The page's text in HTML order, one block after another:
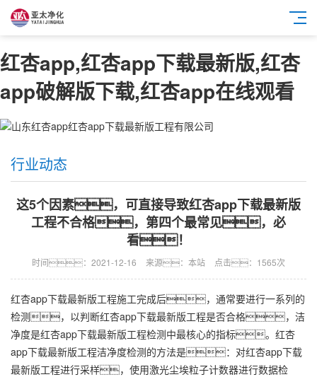
红杏app,红杏app下载最新版,红杏
app破解版下载,红杏app在线观看
行业动态
这5个因素，可直接导致红杏app下载最新版
工程不合格，第四个最常见，必
看！
时间：2021-12-16 来源：本站 点击：1565次
红杏app下载最新版工程施工完成后，通常要进行一系列的
检测，以判断红杏app下载最新版工程是否合格，洁
净度是红杏app下载最新版工程检测中最核心的指标。红杏
app下载最新版工程洁净度检测的方法是：对红杏app下载
最新版工程进行采样，使用激光尘埃粒子计数器进行数据检